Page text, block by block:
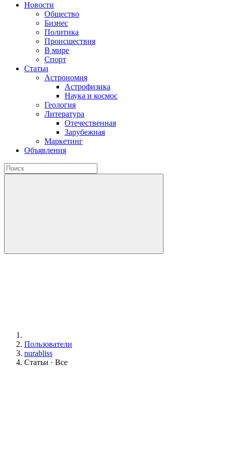
Новости
Общество
Бизнес
Политика
Происшествия
В мире
Спорт
Статьи
Астрономия
Астрофизика
Наука и космос
Геология
Литература
Отечественная
Зарубежная
Маркетинг
Объявления
Пользователи
nurabliss
Статьи · Все